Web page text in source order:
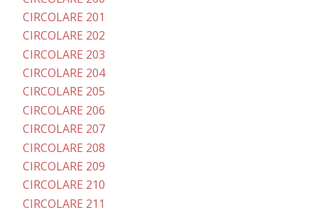
CIRCOLARE 201
CIRCOLARE 202
CIRCOLARE 203
CIRCOLARE 204
CIRCOLARE 205
CIRCOLARE 206
CIRCOLARE 207
CIRCOLARE 208
CIRCOLARE 209
CIRCOLARE 210
CIRCOLARE 211